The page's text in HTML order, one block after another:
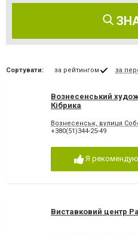
Сортувати: за рейтингом за
Вознесенський
Кібрика
Вознесенськ, вулиця
+380(51)344-25-49
Я рекомендую
Виставковий центр